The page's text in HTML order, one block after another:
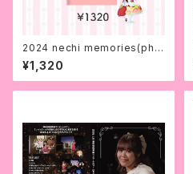
2024 nechi memories(pho
to book)【送料無料】
¥1,320